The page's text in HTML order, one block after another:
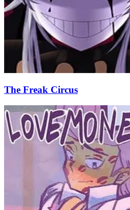
The Freak Circus